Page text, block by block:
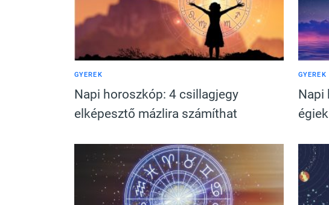
GYEREK
Napi horoszkóp: 4 csillagjegy
elképesztő mázlira számíthat
GYEREK
Napi